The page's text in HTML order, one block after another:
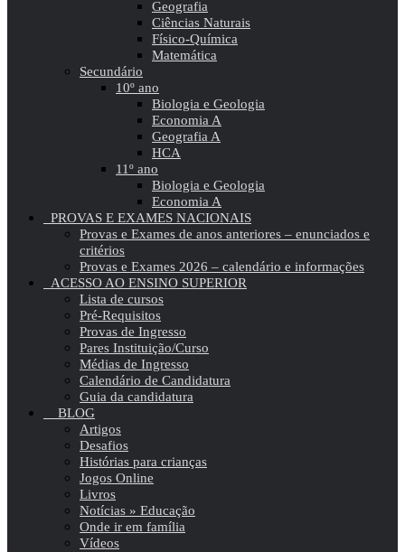
Geografia
Ciências Naturais
Físico-Química
Matemática
Secundário
10º ano
Biologia e Geologia
Economia A
Geografia A
HCA
11º ano
Biologia e Geologia
Economia A
PROVAS E EXAMES NACIONAIS
Provas e Exames de anos anteriores – enunciados e
critérios
Provas e Exames 2026 – calendário e informações
ACESSO AO ENSINO SUPERIOR
Lista de cursos
Pré-Requisitos
Provas de Ingresso
Pares Instituição/Curso
Médias de Ingresso
Calendário de Candidatura
Guia da candidatura
BLOG
Artigos
Desafios
Histórias para crianças
Jogos Online
Livros
Notícias » Educação
Onde ir em família
Vídeos